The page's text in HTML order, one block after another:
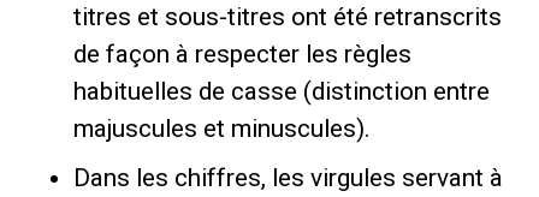
titres et sous-titres ont été retranscrits
de façon à respecter les règles
habituelles de casse (distinction entre
majuscules et minuscules).
Dans les chiffres, les virgules servant à